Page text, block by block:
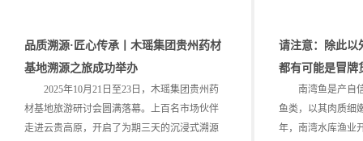
品质溯源·匠心传承丨木瑶集团贵州药材
基地溯源之旅成功举办
2025年10月21日至23日，木瑶集团贵州药
材基地旅游研讨会圆满落幕。上百名市场伙伴
走进云贵高原，开启了为期三天的沉浸式溯源
请注意：除此以
都有可能是冒牌
南湾鱼是产自信
鱼类，以其肉质细
年，南湾水库渔业